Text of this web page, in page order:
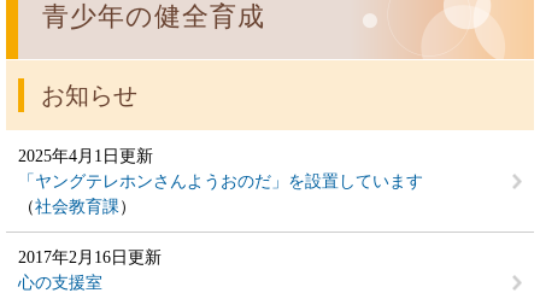
青少年の健全育成
お知らせ
2025年4月1日更新
「ヤングテレホンさんようおのだ」を設置しています
社会教育課
2017年2月16日更新
心の支援室